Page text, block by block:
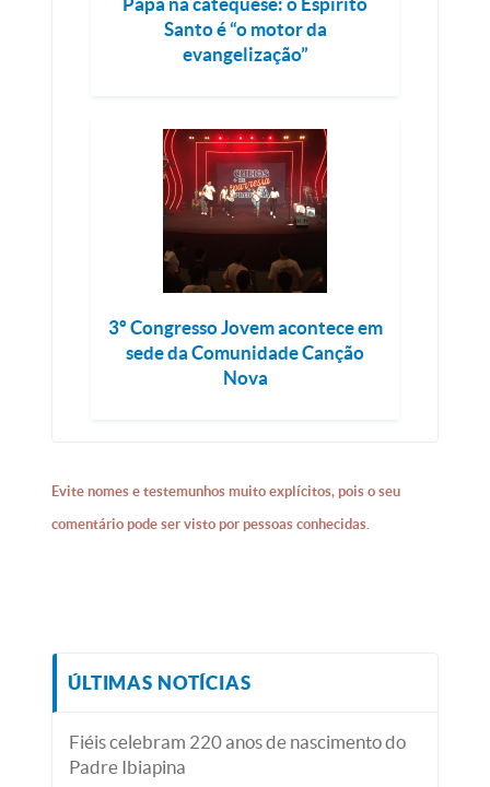
Papa na catequese: o Espírito
Santo é “o motor da
evangelização”
3º Congresso Jovem acontece em
sede da Comunidade Canção
Nova
Evite nomes e testemunhos muito explícitos, pois o seu
comentário pode ser visto por pessoas conhecidas.
ÚLTIMAS NOTÍCIAS
Fiéis celebram 220 anos de nascimento do
Padre Ibiapina